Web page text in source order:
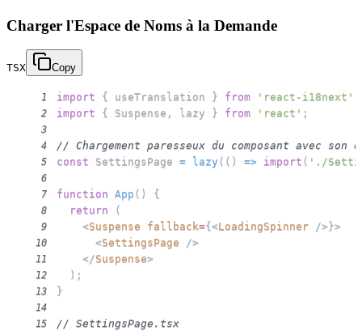
Charger l'Espace de Noms à la Demande
TSX Copy
1 import { useTranslation } from 'react-i18next'
2 import { Suspense , lazy } from 'react' ;
3
4
// Chargement paresseux du composant avec son
5 const SettingsPage = lazy ( ( ) => import ( './
6
7
function App ( ) {
8 return (
9 <Suspense fallback={<LoadingSpinner />}>
10 <SettingsPage />
11 </Suspense>
12 ) ;
13 }
14
15
// SettingsPage.tsx